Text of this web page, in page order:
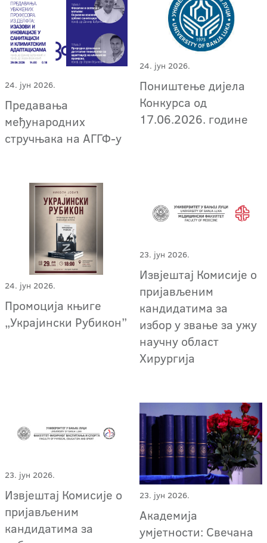
24. јун 2026.
Предавања
међународних
стручњака на АГГФ-у
24. јун 2026.
Поништење дијела
Конкурса од
17.06.2026. године
24. јун 2026.
Промоција књиге
„Украјински Рубикон”
23. јун 2026.
Извјештај Комисије о
пријављеним
кандидатима за
избор у звање за ужу
научну област
Хирургија
23. јун 2026.
Извјештај Комисије о
пријављеним
кандидатима за
23. јун 2026.
Академија
умјетности: Свечана